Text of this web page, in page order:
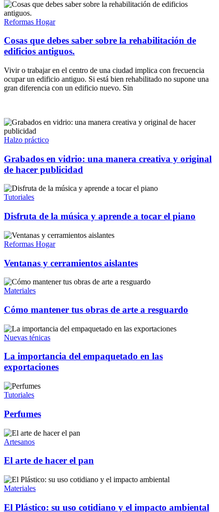
Reformas Hogar
Cosas que debes saber sobre la rehabilitación de
edificios antiguos.
Vivir o trabajar en el centro de una ciudad implica con frecuencia
ocupar un edificio antiguo. Si está bien rehabilitado no supone una
gran diferencia con un edificio nuevo. Sin
Halzo práctico
Grabados en vidrio: una manera creativa y original
de hacer publicidad
Tutoriales
Disfruta de la música y aprende a tocar el piano
Reformas Hogar
Ventanas y cerramientos aislantes
Materiales
Cómo mantener tus obras de arte a resguardo
Nuevas ténicas
La importancia del empaquetado en las
exportaciones
Tutoriales
Perfumes
Artesanos
El arte de hacer el pan
Materiales
El Plástico: su uso cotidiano y el impacto ambiental